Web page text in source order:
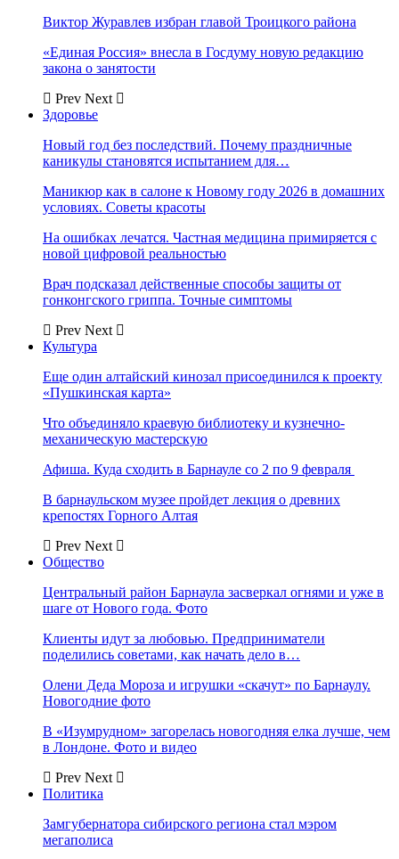
Виктор Журавлев избран главой Троицкого района
«Единая Россия» внесла в Госдуму новую редакцию
закона о занятости
Prev Next
Здоровье
Новый год без последствий. Почему праздничные
каникулы становятся испытанием для…
Маникюр как в салоне к Новому году 2026 в домашних
условиях. Советы красоты
На ошибках лечатся. Частная медицина примиряется с
новой цифровой реальностью
Врач подсказал действенные способы защиты от
гонконгского гриппа. Точные симптомы
Prev Next
Культура
Еще один алтайский кинозал присоединился к проекту
«Пушкинская карта»
Что объединяло краевую библиотеку и кузнечно-
механическую мастерскую
Афиша. Куда сходить в Барнауле со 2 по 9 февраля
В барнаульском музее пройдет лекция о древних
крепостях Горного Алтая
Prev Next
Общество
Центральный район Барнаула засверкал огнями и уже в
шаге от Нового года. Фото
Клиенты идут за любовью. Предприниматели
поделились советами, как начать дело в…
Олени Деда Мороза и игрушки «скачут» по Барнаулу.
Новогодние фото
В «Изумрудном» загорелась новогодняя елка лучше, чем
в Лондоне. Фото и видео
Prev Next
Политика
Замгубернатора сибирского региона стал мэром
мегаполиса